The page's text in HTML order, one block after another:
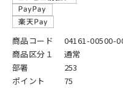
商品コード
04161-00500-
商品区分１
通常
部署
253
ポイント
75